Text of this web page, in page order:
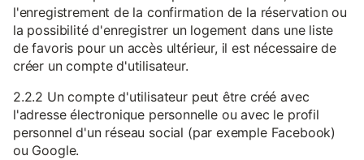
l'enregistrement de la confirmation de la réservation ou
la possibilité d'enregistrer un logement dans une liste
de favoris pour un accès ultérieur, il est nécessaire de
créer un compte d'utilisateur.
2.2.2 Un compte d'utilisateur peut être créé avec
l'adresse électronique personnelle ou avec le profil
personnel d'un réseau social (par exemple Facebook)
ou Google.